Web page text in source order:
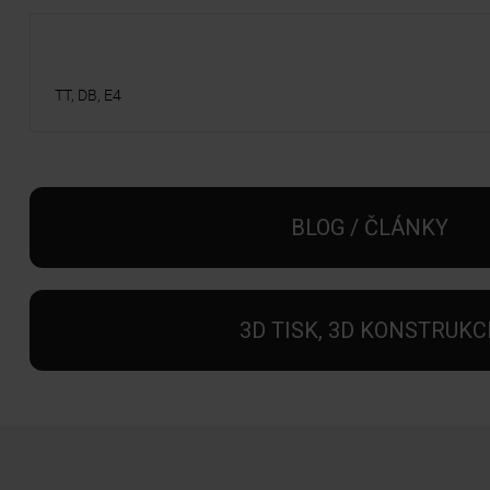
TT, DB, E4
BLOG / ČLÁNKY
3D TISK, 3D